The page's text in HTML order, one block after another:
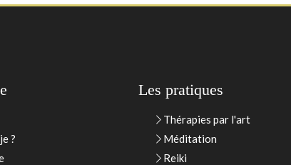
?
Les pratiques
Thérapies par l'art
Méditation
Reiki